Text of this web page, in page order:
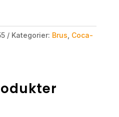
Kategorier: Brus Coca-